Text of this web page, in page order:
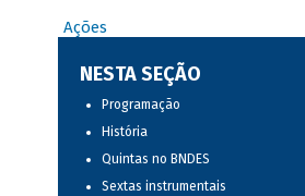
Ações
NESTA SEÇÃO
Programação
História
Quintas no BNDES
Sextas instrumentais